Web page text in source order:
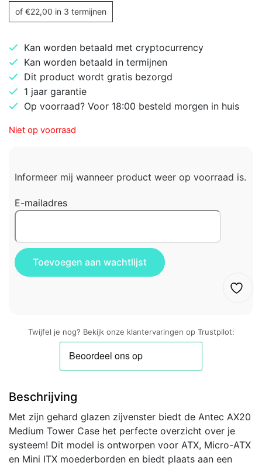
of €22,00 in 3 termijnen
Kan worden betaald met cryptocurrency
Kan worden betaald in termijnen
Dit product wordt gratis bezorgd
1 jaar garantie
Op voorraad? Voor 18:00 besteld morgen in huis
Niet op voorraad
Informeer mij wanneer product weer op voorraad is.
E-mailadres
Twijfel je nog? Bekijk onze klantervaringen op Trustpilot:
Beschrijving
Met zijn gehard glazen zijvenster biedt de Antec AX20
Medium Tower Case het perfecte overzicht over je
systeem! Dit model is ontworpen voor ATX, Micro-ATX
en Mini ITX moederborden en biedt plaats aan een